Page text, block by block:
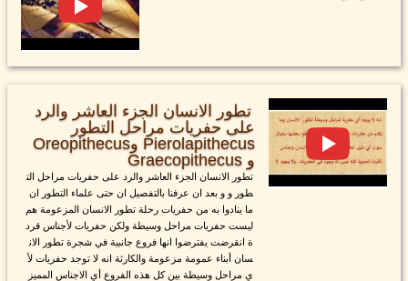
تطور الانسان الجزء العاشر والرد
على حفريات مراحل التطور
Pierolapithecus وOreopithecus
و Graecopithecus
تطور الانسان الجزء العاشر والرد على حفريات مراحل الت
طور و و بعد ان عرفنا بالتفصيل ان حتى علماء التطور ان
ما ينادوا به من حفريات رحلة تطور الانسان المزعومة هم
ليست حفريات مراحل وسيطة ولكن حفريات لأجناس قرد
ة انقرضت يفترضوا انها فروع جانبية في شجرة تطور الان
سان أبناء عمومة مزعومة والكارثة انه لا توجد حفريات لأ
ي مراحل وسيطة بين كل هذه الفروع أي الاجناس المميز